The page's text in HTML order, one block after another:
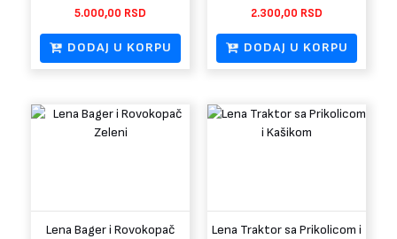
5.000,00 RSD
DODAJ U KORPU
2.300,00 RSD
DODAJ U KORPU
Lena Bager i Rovokopač
Lena Traktor sa Prikolicom i